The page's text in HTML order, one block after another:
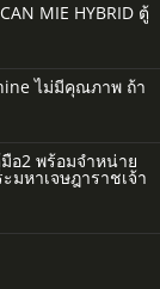
MIE HYBRID ตู้
ไม่มีคุณภาพ ถ้า
อ2 พร้อมจำหน่าย
มหาเจษฎาราชเจ้า